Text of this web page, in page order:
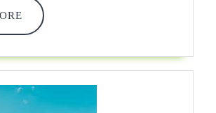
Hoogwerker
READ
MORE